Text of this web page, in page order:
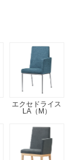
エクセドライス
LA（M）